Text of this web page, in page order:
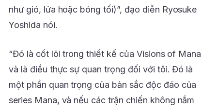
như gió, lửa hoặc bóng tối)”, đạo diễn Ryosuke
Yoshida nói.
“Đó là cốt lõi trong thiết kế của Visions of Mana
và là điều thực sự quan trọng đối với tôi. Đó là
một phần quan trọng của bản sắc độc đáo của
series Mana, và nếu các trận chiến không nắm